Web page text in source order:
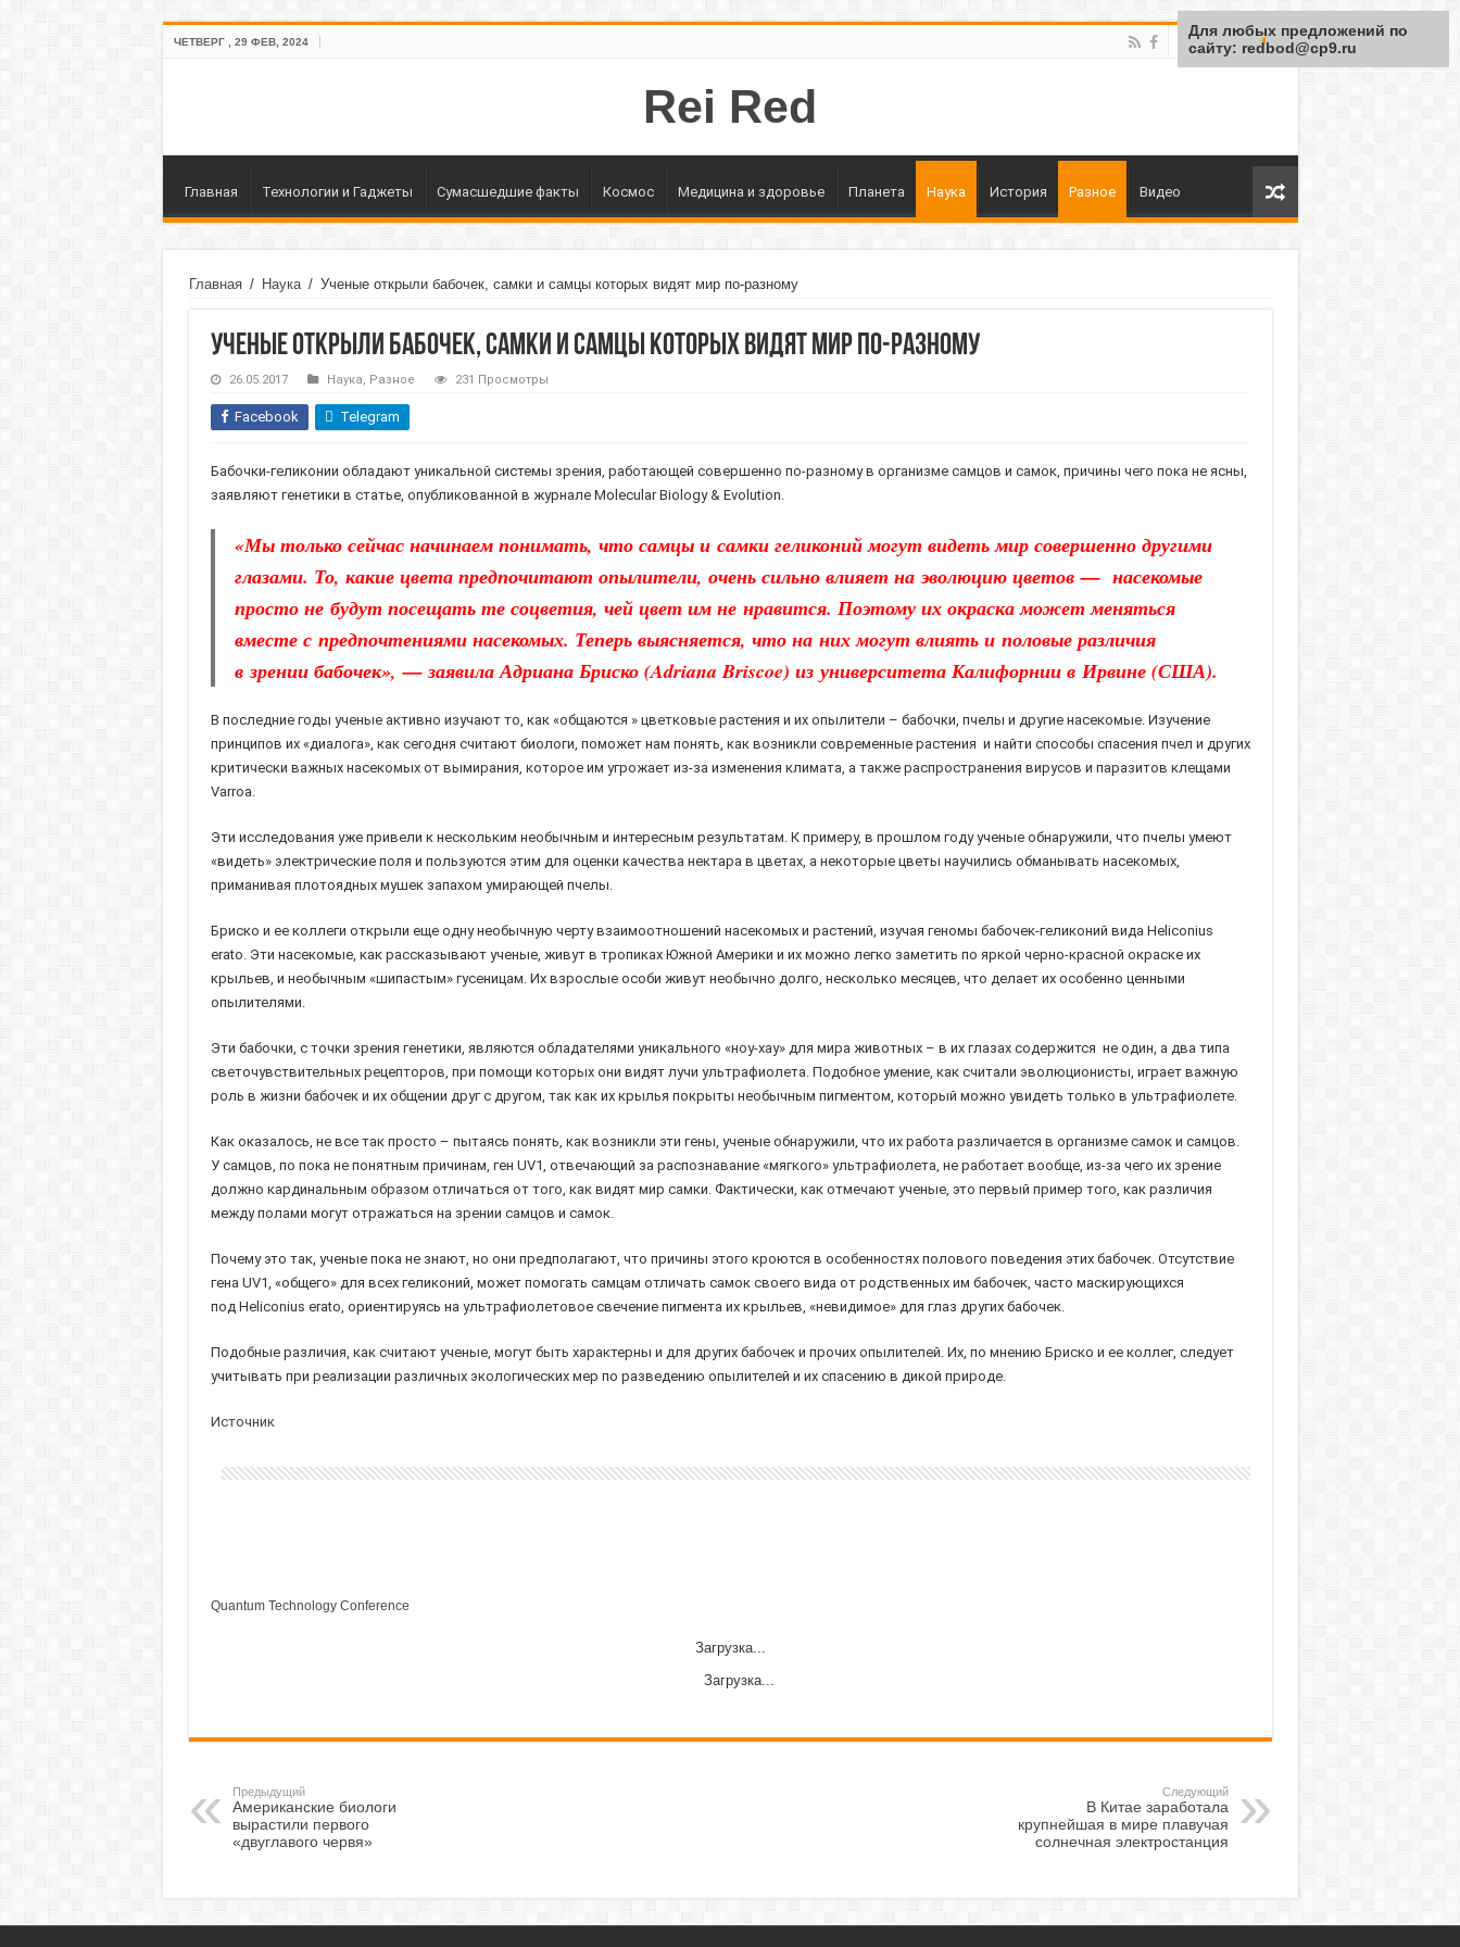
ЧЕТВЕРГ , 29 ФЕВ, 2024
Rei Red
Главная Технологии и Гаджеты Сумасшедшие факты Космос Медицина и здоровье Планета Наука История Разное Видео
Главная / Наука / Ученые открыли бабочек, самки и самцы которых видят мир по-разному
Ученые открыли бабочек, самки и самцы которых видят мир по-разному
26.05.2017 Наука, Разное 231 Просмотры
Facebook Telegram
Бабочки-геликонии обладают уникальной системы зрения, работающей совершенно по-разному в организме самцов и самок, причины чего пока не ясны,
заявляют генетики в статье, опубликованной в журнале Molecular Biology & Evolution.
«Мы только сейчас начинаем понимать, что самцы и самки геликоний могут видеть мир совершенно другими
глазами. То, какие цвета предпочитают опылители, очень сильно влияет на эволюцию цветов — насекомые
просто не будут посещать те соцветия, чей цвет им не нравится. Поэтому их окраска может меняться
вместе с предпочтениями насекомых. Теперь выясняется, что на них могут влиять и половые различия
в зрении бабочек», — заявила Адриана Бриско (Adriana Briscoe) из университета Калифорнии в Ирвине (США).
В последние годы ученые активно изучают то, как «общаются » цветковые растения и их опылители – бабочки, пчелы и другие насекомые. Изучение
принципов их «диалога», как сегодня считают биологи, поможет нам понять, как возникли современные растения и найти способы спасения пчел и других
критически важных насекомых от вымирания, которое им угрожает из-за изменения климата, а также распространения вирусов и паразитов клещами
Varroa.
Эти исследования уже привели к нескольким необычным и интересным результатам. К примеру, в прошлом году ученые обнаружили, что пчелы умеют
«видеть» электрические поля и пользуются этим для оценки качества нектара в цветах, а некоторые цветы научились обманывать насекомых,
приманивая плотоядных мушек запахом умирающей пчелы.
Бриско и ее коллеги открыли еще одну необычную черту взаимоотношений насекомых и растений, изучая геномы бабочек-геликоний вида Heliconius
erato. Эти насекомые, как рассказывают ученые, живут в тропиках Южной Америки и их можно легко заметить по яркой черно-красной окраске их
крыльев, и необычным «шипастым» гусеницам. Их взрослые особи живут необычно долго, несколько месяцев, что делает их особенно ценными
опылителями.
Эти бабочки, с точки зрения генетики, являются обладателями уникального «ноу-хау» для мира животных – в их глазах содержится не один, а два типа
светочувствительных рецепторов, при помощи которых они видят лучи ультрафиолета. Подобное умение, как считали эволюционисты, играет важную
роль в жизни бабочек и их общении друг с другом, так как их крылья покрыты необычным пигментом, который можно увидеть только в ультрафиолете.
Как оказалось, не все так просто – пытаясь понять, как возникли эти гены, ученые обнаружили, что их работа различается в организме самок и самцов.
У самцов, по пока не понятным причинам, ген UV1, отвечающий за распознавание «мягкого» ультрафиолета, не работает вообще, из-за чего их зрение
должно кардинальным образом отличаться от того, как видят мир самки. Фактически, как отмечают ученые, это первый пример того, как различия
между полами могут отражаться на зрении самцов и самок.
Почему это так, ученые пока не знают, но они предполагают, что причины этого кроются в особенностях полового поведения этих бабочек. Отсутствие
гена UV1, «общего» для всех геликоний, может помогать самцам отличать самок своего вида от родственных им бабочек, часто маскирующихся
под Heliconius erato, ориентируясь на ультрафиолетовое свечение пигмента их крыльев, «невидимое» для глаз других бабочек.
Подобные различия, как считают ученые, могут быть характерны и для других бабочек и прочих опылителей. Их, по мнению Бриско и ее коллег, следует
учитывать при реализации различных экологических мер по разведению опылителей и их спасению в дикой природе.
Источник
Quantum Technology Conference
Загрузка...
Загрузка...
Предыдущий
Американские биологи
вырастили первого
«двуглавого червя»
Следующий
В Китае заработала
крупнейшая в мире плавучая
солнечная электростанция
Для любых предложений по
сайту: redbod@cp9.ru